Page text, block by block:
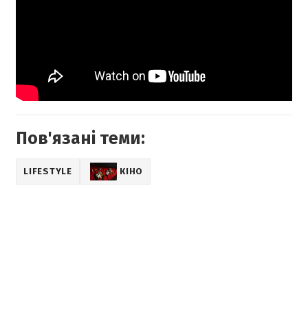
Пов'язані теми:
LIFESTYLE КІНО